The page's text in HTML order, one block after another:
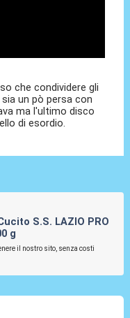
che condividere gli
un pò persa con
ma l'ultimo disco
di esordio.
S.S. LAZIO PRO
g
il nostro sito, senza costi